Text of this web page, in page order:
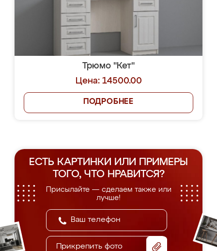
Трюмо "Кет"
Цена: 14500.00
ПОДРОБНЕЕ
ЕСТЬ КАРТИНКИ ИЛИ ПРИМЕРЫ
ТОГО, ЧТО НРАВИТСЯ?
Присылайте — сделаем также или
лучше!
Прикрепить фото